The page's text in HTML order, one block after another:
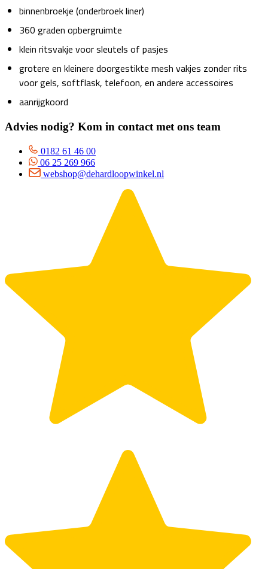
binnenbroekje (onderbroek liner)
360 graden opbergruimte
klein ritsvakje voor sleutels of pasjes
grotere en kleinere doorgestikte mesh vakjes zonder rits
voor gels, softflask, telefoon, en andere accessoires
aanrijgkoord
Advies nodig? Kom in contact met ons team
0182 61 46 00
06 25 269 966
webshop@dehardloopwinkel.nl